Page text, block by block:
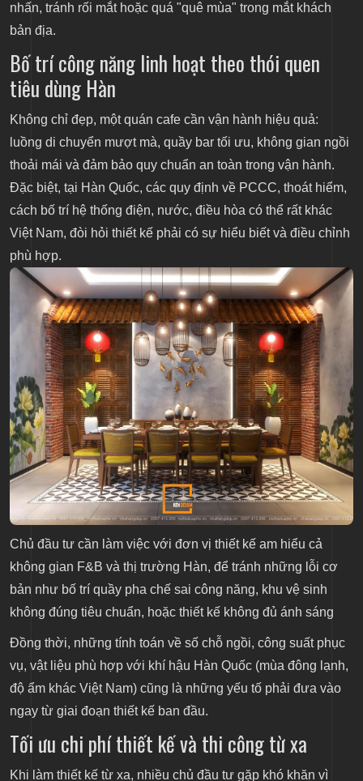
nhấn, tránh rối mắt hoặc quá "quê mùa" trong mắt khách
bản địa.
Bố trí công năng linh hoạt theo thói quen
tiêu dùng Hàn
Không chỉ đẹp, một quán cafe cần vận hành hiệu quả:
luồng di chuyển mượt mà, quầy bar tối ưu, không gian ngồi
thoải mái và đảm bảo quy chuẩn an toàn trong vận hành.
Đặc biệt, tại Hàn Quốc, các quy định về PCCC, thoát hiểm,
cách bố trí hệ thống điện, nước, điều hòa có thể rất khác
Việt Nam, đòi hỏi thiết kế phải có sự hiểu biết và điều chỉnh
phù hợp.
Chủ đầu tư cần làm việc với đơn vị thiết kế am hiểu cả
không gian F&B và thị trường Hàn, để tránh những lỗi cơ
bản như bố trí quầy pha chế sai công năng, khu vệ sinh
không đúng tiêu chuẩn, hoặc thiết kế không đủ ánh sáng
Đồng thời, những tính toán về số chỗ ngồi, công suất phục
vụ, vật liệu phù hợp với khí hậu Hàn Quốc (mùa đông lạnh,
độ ẩm khác Việt Nam) cũng là những yếu tố phải đưa vào
ngay từ giai đoạn thiết kế ban đầu.
Tối ưu chi phí thiết kế và thi công từ xa
Khi làm thiết kế từ xa, nhiều chủ đầu tư gặp khó khăn vì